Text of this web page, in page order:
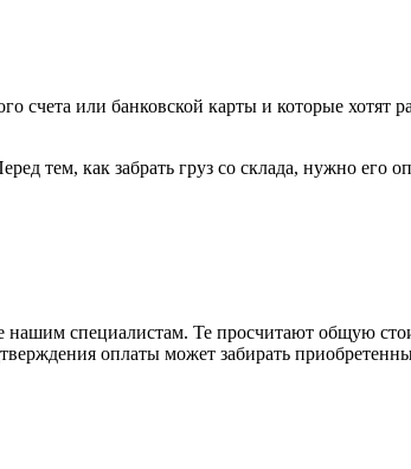
или банковской карты и которые хотят
тем, как забрать груз со склада, нужно его
специалистам. Те просчитают общую
оплаты может забирать